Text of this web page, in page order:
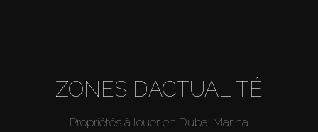
ZONES D’ACTUALITÉ
Propriétés à louer en Dubai Marina